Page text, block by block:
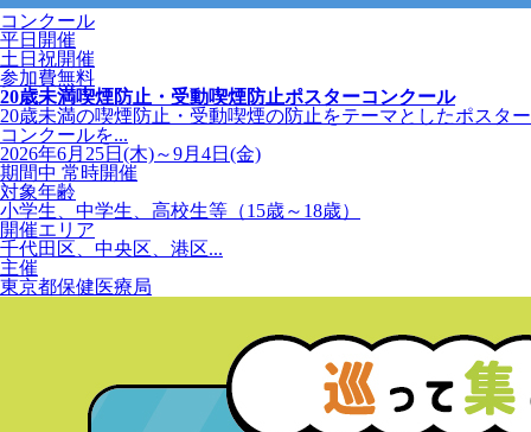
コンクール
平日開催
土日祝開催
参加費無料
20歳未満喫煙防止・受動喫煙防止ポスターコンクール
20歳未満の喫煙防止・受動喫煙の防止をテーマとしたポスター
コンクールを...
2026年6月25日(木)～9月4日(金)
期間中 常時開催
対象年齢
小学生、中学生、高校生等（15歳～18歳）
開催エリア
千代田区、中央区、港区...
主催
東京都保健医療局